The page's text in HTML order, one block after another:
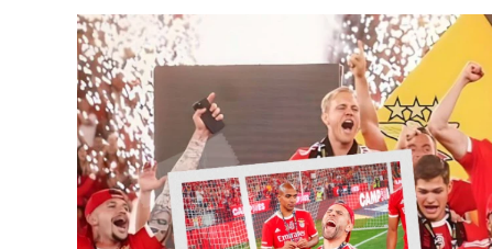
e
b
o
o
k
t
s
A
p
p
t
t
e
k
d
n